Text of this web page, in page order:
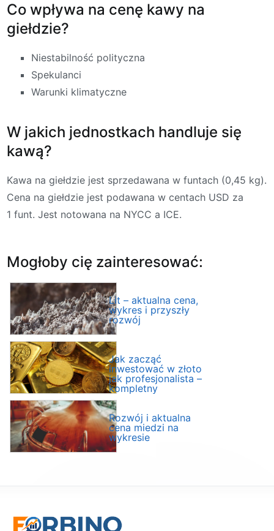
Co wpływa na cenę kawy na
giełdzie?
Niestabilność polityczna
Spekulanci
Warunki klimatyczne
W jakich jednostkach handluje się
kawą?
Kawa na giełdzie jest sprzedawana w funtach (0,45 kg).
Cena na giełdzie jest podawana w centach USD za
1 funt. Jest notowana na NYCC a ICE.
Mogłoby cię zainteresować:
Lit – aktualna cena,
wykres i przyszły
rozwój
Jak zacząć
inwestować w złoto
jak profesjonalista –
kompletny
przewodnik
Rozwój i aktualna
cena miedzi na
wykresie